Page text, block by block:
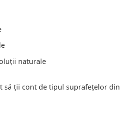
naturale
să ții cont de tipul suprafețelor din